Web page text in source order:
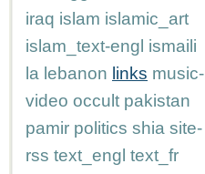
iraq islam islamic_art
islam_text-engl ismaili
la lebanon links music-
video occult pakistan
pamir politics shia site-
rss text_engl text_fr